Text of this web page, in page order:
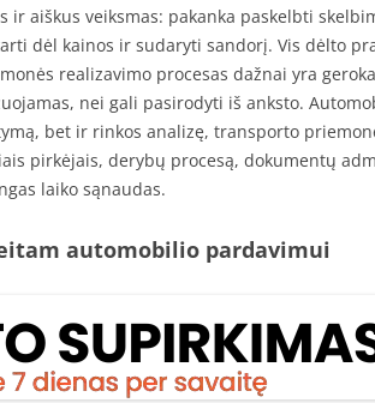
ir aiškus veiksmas: pakanka paskelbti
dėl kainos ir sudaryti sandorį. Vis dėlto
realizavimo procesas dažnai yra
nei gali pasirodyti iš anksto.
bet ir rinkos analizę, transporto
pirkėjais, derybų procesą, dokumentų
laiko sąnaudas.
automobilio pardavimui